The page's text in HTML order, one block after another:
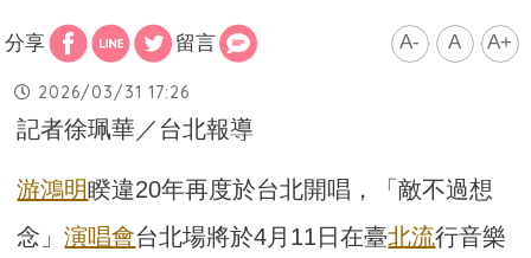
分享 留言 A- A A+
2026/03/31 17:26
記者徐珮華／台北報導
游鴻明睽違20年再度於台北開唱，「敵不過想
念」演唱會台北場將於4月11日在臺北流行音樂